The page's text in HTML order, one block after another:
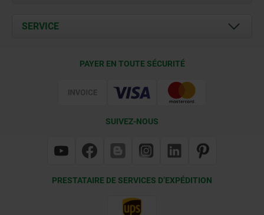
Contact
Documents
SERVICE
PAYER EN TOUTE SÉCURITÉ
SUIVEZ-NOUS
PRESTATAIRE DE SERVICES D’EXPÉDITION